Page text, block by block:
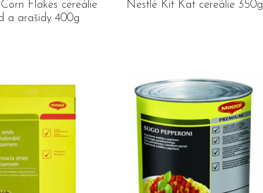
Flakes cereálie
a arašidy 400g
Nestlé Kit Kat cereálie 350g